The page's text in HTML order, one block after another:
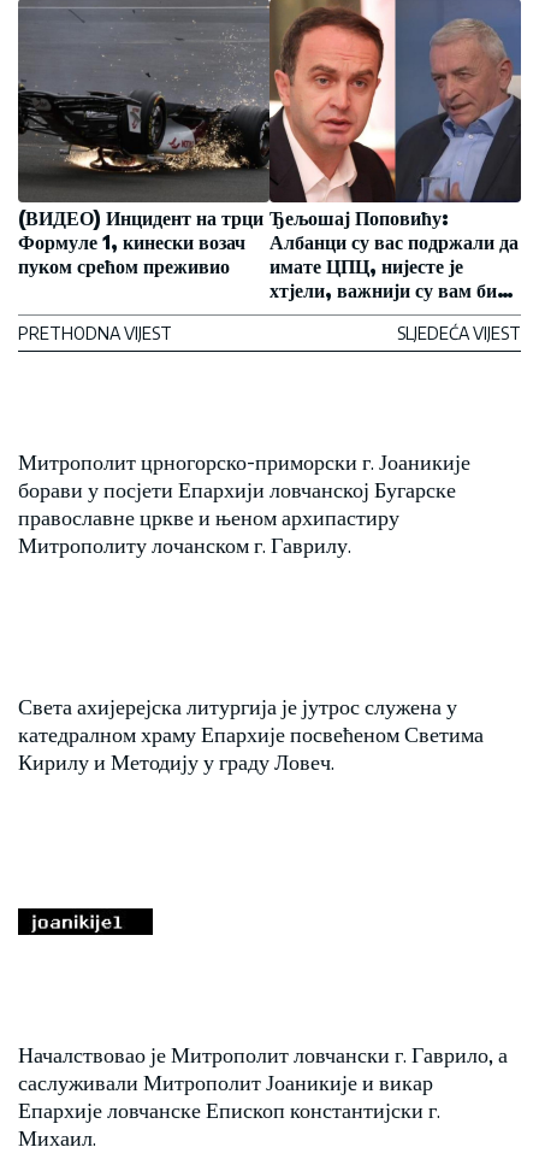
(ВИДЕО) Инцидент на трци
Формуле 1, кинески возач
пуком срећом преживио
PRETHODNA VIJEST
Ђељошај Поповићу:
Албанци су вас подржали да
имате ЦПЦ, нијесте је
хтјели, важнији су вам били
еврићи
SLJEDEĆA VIJEST
Митрополит црногорско-приморски г. Јоаникије
борави у посјети Епархији ловчанској Бугарске
православне цркве и њеном архипастиру
Митрополиту лочанском г. Гаврилу.
Света ахијерејска литургија је јутрос служена у
катедралном храму Епархије посвећеном Светима
Кирилу и Методију у граду Ловеч.
Началствовао је Митрополит ловчански г. Гаврило, а
саслуживали Митрополит Јоаникије и викар
Епархије ловчанске Епископ константијски г.
Михаил.